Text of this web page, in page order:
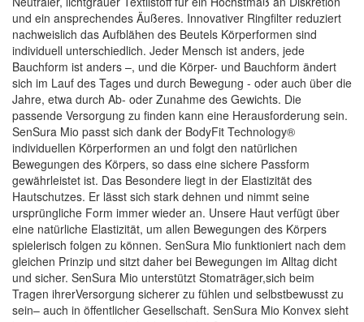
und ein ansprechendes Äußeres. Innovativer Ringfilter reduziert
nachweislich das Aufblähen des Beutels Körperformen sind
individuell unterschiedlich. Jeder Mensch ist anders, jede
Bauchform ist anders –, und die Körper- und Bauchform ändert
sich im Lauf des Tages und durch Bewegung - oder auch über die
Jahre, etwa durch Ab- oder Zunahme des Gewichts. Die
passende Versorgung zu finden kann eine Herausforderung sein.
SenSura Mio passt sich dank der BodyFit Technology®
individuellen Körperformen an und folgt den natürlichen
Bewegungen des Körpers, so dass eine sichere Passform
gewährleistet ist. Das Besondere liegt in der Elastizität des
Hautschutzes. Er lässt sich stark dehnen und nimmt seine
ursprüngliche Form immer wieder an. Unsere Haut verfügt über
eine natürliche Elastizität, um allen Bewegungen des Körpers
spielerisch folgen zu können. SenSura Mio funktioniert nach dem
gleichen Prinzip und sitzt daher bei Bewegungen im Alltag dicht
und sicher. SenSura Mio unterstützt Stomaträger,sich beim
Tragen ihrerVersorgung sicherer zu fühlen und selbstbewusst zu
sein– auch in öffentlicher Gesellschaft. SenSura Mio Konvex sieht